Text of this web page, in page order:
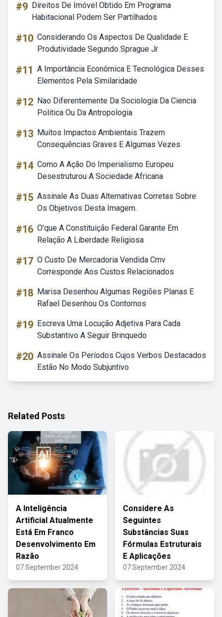
#9 Direitos De Imóvel Obtido Em Programa
Habitacional Podem Ser Partilhados
#10 Considerando Os Aspectos De Qualidade E
Produtividade Segundo Sprague Jr
#11 A Importância Econômica E Tecnológica Desses
Elementos Pela Similaridade
#12 Nao Diferentemente Da Sociologia Da Ciencia
Politica Ou Da Antropologia
#13 Muitos Impactos Ambientais Trazem
Consequências Graves E Algumas Vezes
#14 Como A Ação Do Imperialismo Europeu
Desestruturou A Sociedade Africana
#15 Assinale As Duas Alternativas Corretas Sobre
Os Objetivos Desta Imagem.
#16 O'que A Constituição Federal Garante Em
Relação A Liberdade Religiosa
#17 O Custo De Mercadoria Vendida Cmv
Corresponde Aos Custos Relacionados
#18 Marisa Desenhou Algumas Regiões Planas E
Rafael Desenhou Os Contornos
#19 Escreva Uma Locução Adjetiva Para Cada
Substantivo A Seguir Brinquedo
#20 Assinale Os Períodos Cujos Verbos Destacados
Estão No Modo Subjuntivo
Related Posts
A Inteligência
Artificial Atualmente
Está Em Franco
Desenvolvimento Em
Razão
07 September 2024
Considere As
Seguintes
Substâncias Suas
Fórmulas Estruturais
E Aplicações
07 September 2024